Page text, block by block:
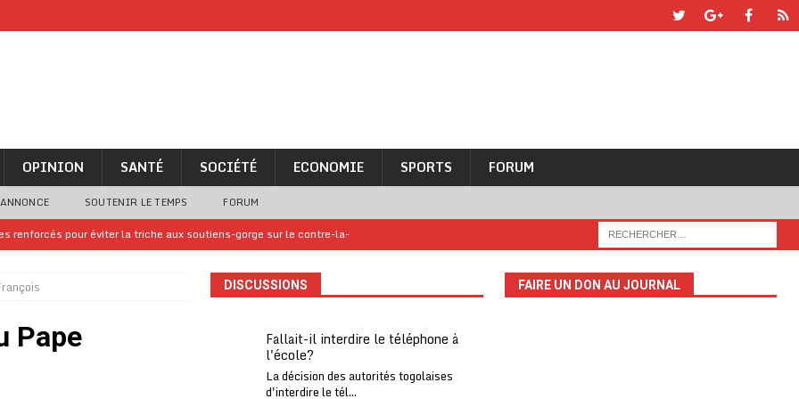
OPINION SANTÉ SOCIÉTÉ ECONOMIE SPORTS FORUM
SOUTENIR LE TEMPS FORUM
confirme sa présence à la fête nationale
A LA UNE
billet de loterie gagnant que son propriétaire avait envoyé à un proche
Oti-Sud enregistre 99% de couverture
Pape
DISCUSSIONS
Fallait-il interdire le téléphone à
l'école?
La décision des autorités togolaises
d'interdire le tél...
FAIRE UN DON AU JOURNAL